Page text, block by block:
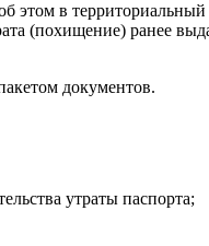
этом в
(похищение) ранее
документов.
утраты паспорта;